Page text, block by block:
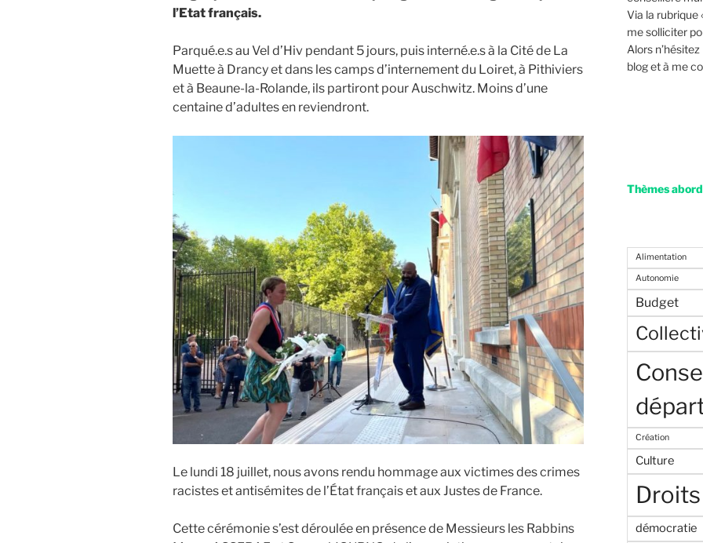
l’Etat français.
Parqué.e.s au Vel d’Hiv pendant 5 jours, puis interné.e.s à la Cité de La
Muette à Drancy et dans les camps d’internement du Loiret, à Pithiviers
et à Beaune-la-Rolande, ils partiront pour Auschwitz. Moins d’une
centaine d’adultes en reviendront.
Le lundi 18 juillet, nous avons rendu hommage aux victimes des crimes
racistes et antisémites de l’État français et aux Justes de France.
Cette cérémonie s’est déroulée en présence de Messieurs les Rabbins
Via la rubrique
me solliciter
Alors
blog et à me
Thèmes
Alimentation
Autonomie
Budget
Création
Culture
Droits
démocratie